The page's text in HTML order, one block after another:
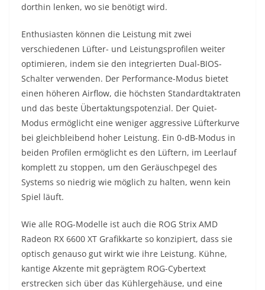
dorthin lenken, wo sie benötigt wird.
Enthusiasten können die Leistung mit zwei
verschiedenen Lüfter- und Leistungsprofilen weiter
optimieren, indem sie den integrierten Dual-BIOS-
Schalter verwenden. Der Performance-Modus bietet
einen höheren Airflow, die höchsten Standardtaktraten
und das beste Übertaktungspotenzial. Der Quiet-
Modus ermöglicht eine weniger aggressive Lüfterkurve
bei gleichbleibend hoher Leistung. Ein 0-dB-Modus in
beiden Profilen ermöglicht es den Lüftern, im Leerlauf
komplett zu stoppen, um den Geräuschpegel des
Systems so niedrig wie möglich zu halten, wenn kein
Spiel läuft.
Wie alle ROG-Modelle ist auch die ROG Strix AMD
Radeon RX 6600 XT Grafikkarte so konzipiert, dass sie
optisch genauso gut wirkt wie ihre Leistung. Kühne,
kantige Akzente mit geprägtem ROG-Cybertext
erstrecken sich über das Kühlergehäuse, und eine